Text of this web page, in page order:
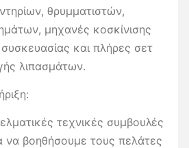
θρυμματιστών,
μηχανές κοσκίνισης
και πλήρες σετ
λιπασμάτων.
τεχνικές συμβουλές
να βοηθήσουμε τους πελάτες